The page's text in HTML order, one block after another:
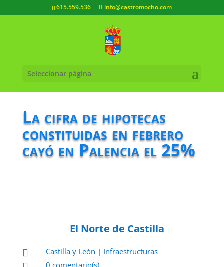
615.559.536 info@castromocho.com
Seleccionar página
La cifra de hipotecas
constituidas en febrero
cayó en Palencia el 25%
El Norte de Castilla
 Castilla y León | Infraestructuras
0 comentario(s)